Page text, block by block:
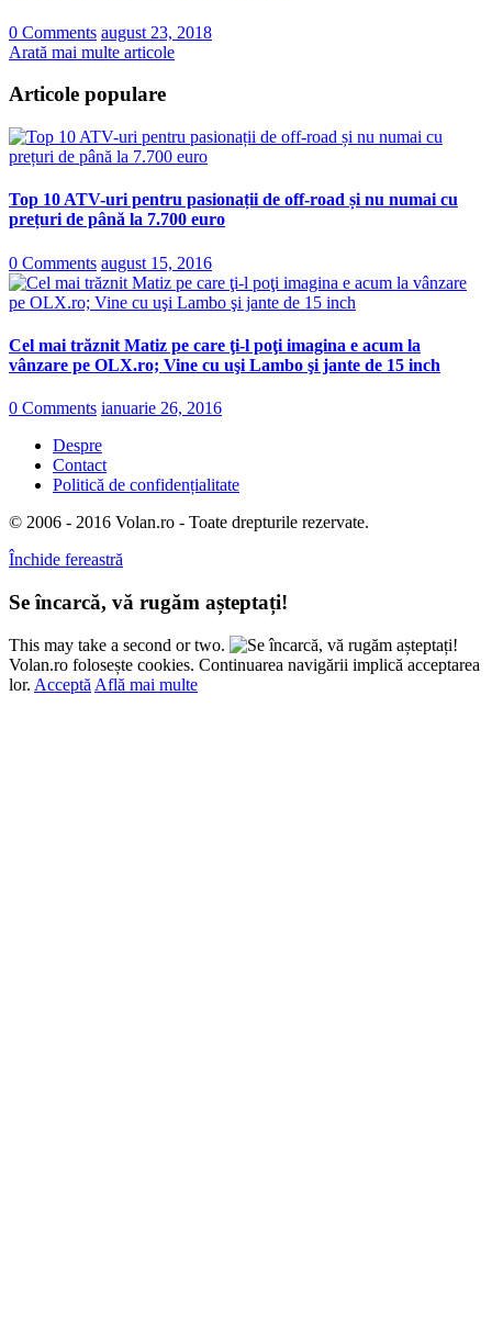
0 Comments august 23, 2018
Arată mai multe articole
Articole populare
Top 10 ATV-uri pentru pasionații de off-road și nu numai cu
prețuri de până la 7.700 euro
0 Comments august 15, 2016
Cel mai trăznit Matiz pe care ţi-l poţi imagina e acum la
vânzare pe OLX.ro; Vine cu uşi Lambo şi jante de 15 inch
0 Comments ianuarie 26, 2016
Despre
Contact
Politică de confidențialitate
© 2006 - 2016 Volan.ro - Toate drepturile rezervate.
Închide fereastră
Se încarcă, vă rugăm așteptați!
This may take a second or two.
Volan.ro folosește cookies. Continuarea navigării implică acceptarea
lor. Acceptă Află mai multe